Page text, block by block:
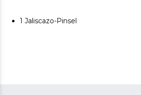
1 Jaliscazo-Pinsel